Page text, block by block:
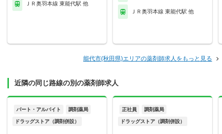
ＪＲ奥羽本線 東能代駅 他
ＪＲ奥羽本線 東能代駅 他
能代市(秋田県)エリアの薬剤師求人をもっと見る
近隣の同じ路線の別の薬剤師求人
パート・アルバイト 調剤薬局
ドラッグストア（調剤併設）
正社員 調剤薬局
ドラッグストア（調剤併設）